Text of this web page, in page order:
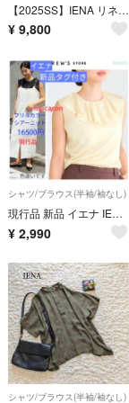
【2025SS】IENA リネン混 襟付きブラウス 黒 シャツ
¥ 9,800
シャツ/ブラウス(半袖/袖なし)
現行品 新品 イエナ IENA✨フリル カラー シアー ニット エクリュ
¥ 2,990
シャツ/ブラウス(半袖/袖なし)